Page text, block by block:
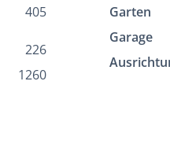
405
226
1260
Garten
Garage